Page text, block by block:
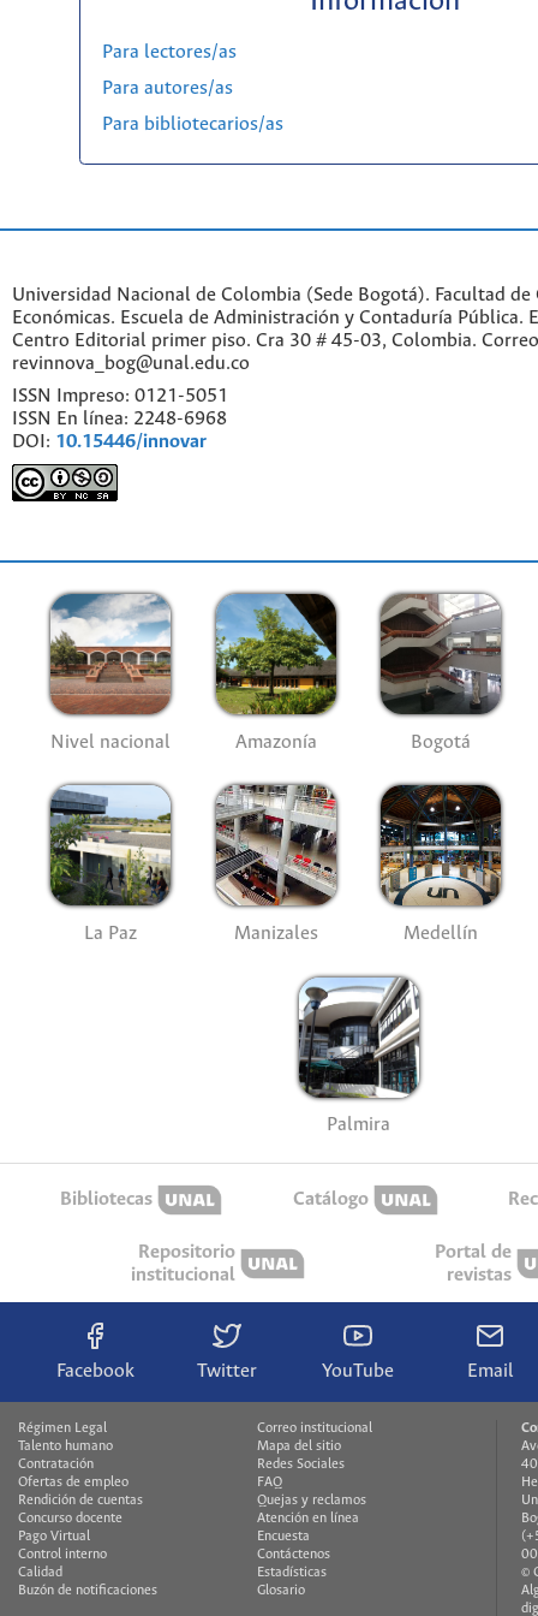
Para lectores/as
Para autores/as
Para bibliotecarios/as
Universidad Nacional de Colombia (Sede Bogotá). Facultad de
Económicas. Escuela de Administración y Contaduría Pública.
Centro Editorial primer piso. Cra 30 # 45-03, Colombia.
revinnova_bog@unal.edu.co
ISSN Impreso: 0121-5051
ISSN En línea: 2248-6968
DOI: 10.15446/innovar
Nivel nacional Amazonía Bogotá
La Paz Manizales Medellín
Palmira
Bibliotecas Catálogo
Repositorio
institucional
Portal de
revistas
Facebook Twitter YouTube Email
Régimen Legal
Talento humano
Contratación
Ofertas de empleo
Rendición de cuentas
Concurso docente
Pago Virtual
Control interno
Calidad
Buzón de notificaciones
Correo institucional
Mapa del sitio
Redes Sociales
FAQ
Quejas y reclamos
Atención en línea
Encuesta
Contáctenos
Estadísticas
Glosario
©